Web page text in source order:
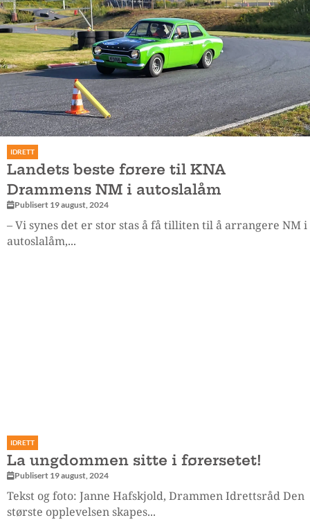
IDRETT
Landets beste førere til KNA
Drammens NM i autoslalåm
Publisert 19 august, 2024
– Vi synes det er stor stas å få tilliten til å arrangere NM i
autoslalåm,...
IDRETT
La ungdommen sitte i førersetet!
Publisert 19 august, 2024
Tekst og foto: Janne Hafskjold, Drammen Idrettsråd Den
største opplevelsen skapes...